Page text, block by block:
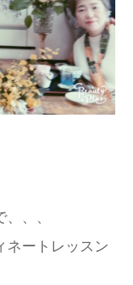
、、
ネートレッスン